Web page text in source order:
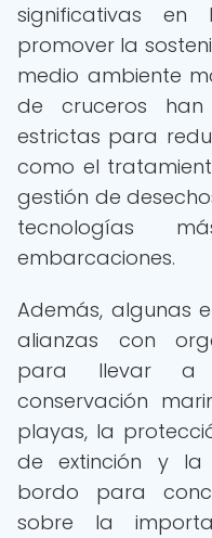
significativas
promover la
medio ambiente
de cruceros han
estrictas para
como el
gestión de
tecnologías
embarcaciones.
Además, algunas
alianzas con
para llevar a
conservación
playas, la
de extinción y la
bordo para
sobre la